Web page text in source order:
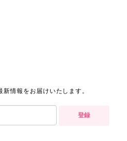
情報をお届けいたします。
登録